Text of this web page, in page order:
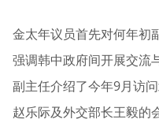
金太年议员首先对何年初
强调韩中政府间开展交流
副主任介绍了今年9月访
赵乐际及外交部长王毅的